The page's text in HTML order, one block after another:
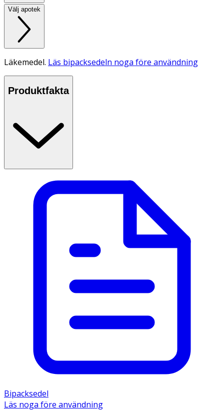
Välj apotek
Läkemedel. Läs bipacksedeln noga före användning
Produktfakta
Bipacksedel
Läs noga före användning